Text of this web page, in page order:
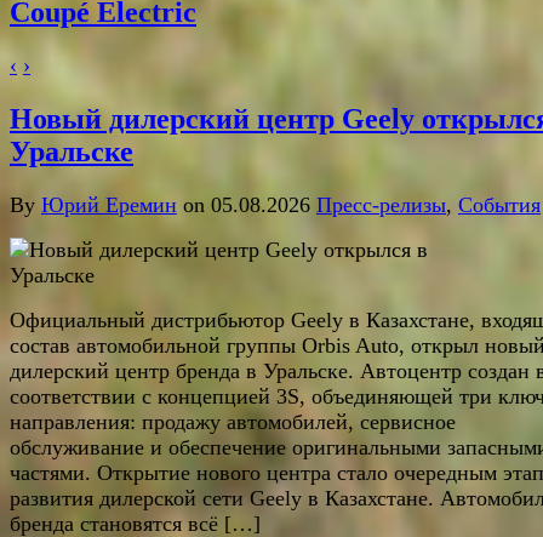
Coupé Electric
‹ ›
Новый дилерский центр Geely
Уральске
By Юрий Еремин on 05.08.2026 Пресс-релизы, События
Официальный дистрибьютор Geely в Казахстане,
состав автомобильной группы Orbis Auto, открыл
дилерский центр бренда в Уральске. Автоцентр создан
соответствии с концепцией 3S, объединяющей три
направления: продажу автомобилей, сервисное
обслуживание и обеспечение оригинальными
частями. Открытие нового центра стало очередным
развития дилерской сети Geely в Казахстане.
бренда становятся всё […]